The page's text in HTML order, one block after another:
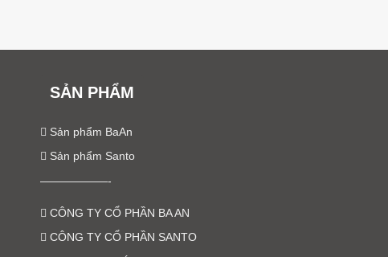
SẢN PHẨM
Sản phẩm BaAn
Sản phẩm Santo
——————-
CÔNG TY CỔ PHẦN BA AN
CÔNG TY CỔ PHẦN SANTO